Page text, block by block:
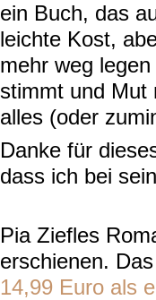
ein Buch, das
leichte Kost,
mehr weg
stimmt und Mut
alles (oder
Danke für
dass ich bei
Pia Ziefles
erschienen.
14,99 Euro als